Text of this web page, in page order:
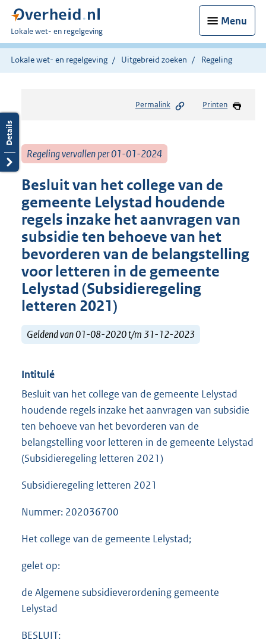
Menu
U
bent
hier:
Lokale wet- en regelgeving
Lokale wet- en regelgeving Uitgebreid zoeken Regeling
Permalink Printen
Regeling vervallen per 01-01-2024
Besluit van het college van de
gemeente Lelystad houdende
regels inzake het aanvragen van
subsidie ten behoeve van het
bevorderen van de belangstelling
voor letteren in de gemeente
Lelystad (Subsidieregeling
letteren 2021)
Geldend van 01-08-2020 t/m 31-12-2023
Intitulé
Besluit van het college van de gemeente Lelystad
houdende regels inzake het aanvragen van subsidie
ten behoeve van het bevorderen van de
belangstelling voor letteren in de gemeente Lelystad
(Subsidieregeling letteren 2021)
Subsidieregeling letteren 2021
Nummer: 202036700
Het college van de gemeente Lelystad;
gelet op:
de Algemene subsidieverordening gemeente
Lelystad
BESLUIT: